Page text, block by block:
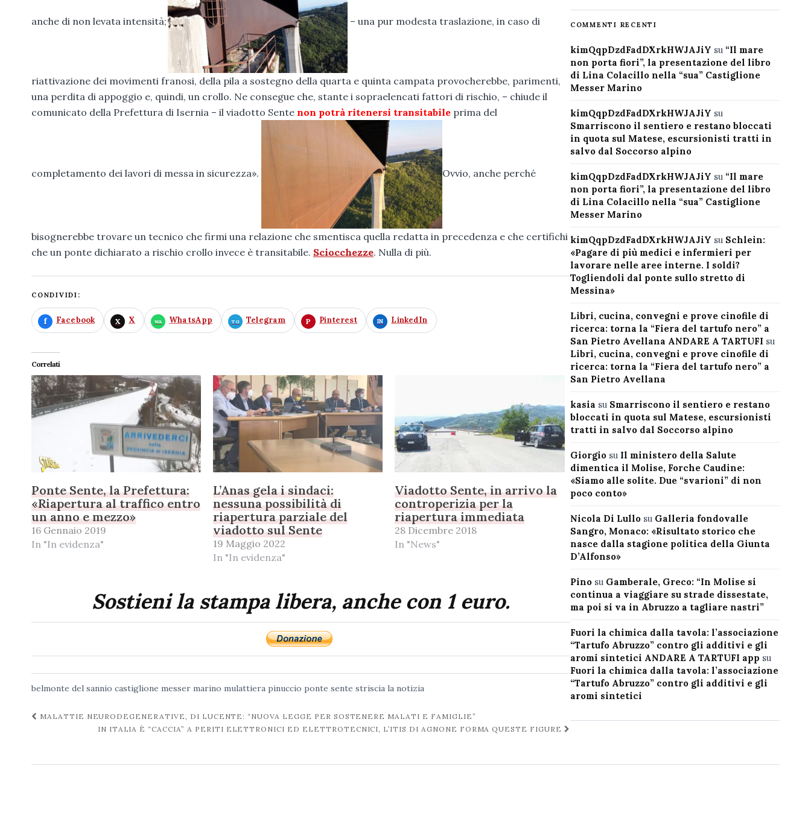
anche di non levata intensità; – una pur modesta traslazione, in caso di
riattivazione dei movimenti franosi, della pila a sostegno della quarta e quinta campata provocherebbe, parimenti,
una perdita di appoggio e, quindi, un crollo. Ne consegue che, stante i sopraelencati fattori di rischio, – chiude il
comunicato della Prefettura di Isernia – il viadotto Sente non potrà ritenersi transitabile prima del
completamento dei lavori di messa in sicurezza». Ovvio, anche perché
bisognerebbe trovare un tecnico che firmi una relazione che smentisca quella redatta in precedenza e che certifichi
che un ponte dichiarato a rischio crollo invece è transitabile. Sciocchezze. Nulla di più.
CONDIVIDI:
Facebook X WhatsApp Telegram Pinterest LinkedIn
Correlati
Ponte Sente, la Prefettura:
«Riapertura al traffico entro
un anno e mezzo»
16 Gennaio 2019
In "In evidenza"
L’Anas gela i sindaci:
nessuna possibilità di
riapertura parziale del
viadotto sul Sente
19 Maggio 2022
In "In evidenza"
Viadotto Sente, in arrivo la
controperizia per la
riapertura immediata
28 Dicembre 2018
In "News"
Sostieni la stampa libera, anche con 1 euro.
belmonte del sannio castiglione messer marino mulattiera pinuccio ponte sente striscia la notizia
Navigazione
MALATTIE NEURODEGENERATIVE, DI LUCENTE: “NUOVA LEGGE PER SOSTENERE MALATI E FAMIGLIE”
IN ITALIA È “CACCIA” A PERITI ELETTRONICI ED ELETTROTECNICI, L’ITIS DI AGNONE FORMA QUESTE FIGURE
COMMENTI RECENTI
kimQqpDzdFadDXrkHWJAJiY su “Il mare
non porta fiori”, la presentazione del libro
di Lina Colacillo nella “sua” Castiglione
Messer Marino
kimQqpDzdFadDXrkHWJAJiY su
Smarriscono il sentiero e restano bloccati
in quota sul Matese, escursionisti tratti in
salvo dal Soccorso alpino
kimQqpDzdFadDXrkHWJAJiY su “Il mare
non porta fiori”, la presentazione del libro
di Lina Colacillo nella “sua” Castiglione
Messer Marino
kimQqpDzdFadDXrkHWJAJiY su Schlein:
«Pagare di più medici e infermieri per
lavorare nelle aree interne. I soldi?
Togliendoli dal ponte sullo stretto di
Messina»
Libri, cucina, convegni e prove cinofile di
ricerca: torna la “Fiera del tartufo nero” a
San Pietro Avellana ANDARE A TARTUFI su
Libri, cucina, convegni e prove cinofile di
ricerca: torna la “Fiera del tartufo nero” a
San Pietro Avellana
kasia su Smarriscono il sentiero e restano
bloccati in quota sul Matese, escursionisti
tratti in salvo dal Soccorso alpino
Giorgiosu Il ministero della Salute
dimentica il Molise, Forche Caudine:
«Siamo alle solite. Due “svarioni” di non
poco conto»
Nicola Di Lullosu Galleria fondovalle
Sangro, Monaco: «Risultato storico che
nasce dalla stagione politica della Giunta
D’Alfonso»
Pinosu Gamberale, Greco: “In Molise si
continua a viaggiare su strade dissestate,
ma poi si va in Abruzzo a tagliare nastri”
Fuori la chimica dalla tavola: l’associazione
“Tartufo Abruzzo” contro gli additivi e gli
aromi sintetici ANDARE A TARTUFI app su
Fuori la chimica dalla tavola: l’associazione
“Tartufo Abruzzo” contro gli additivi e gli
aromi sintetici